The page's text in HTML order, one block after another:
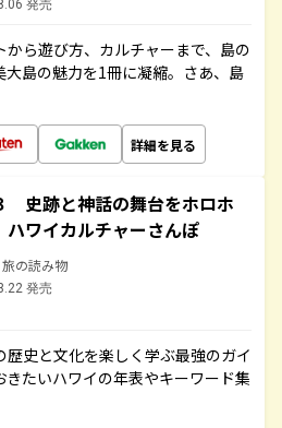
発売
ら遊び方、カルチャーまで、島の
島の魅力を1冊に凝縮。さあ、島
詳細を見る
史跡と神話の舞台をホロホ
ワイカルチャーさんぽ
旅の読み物
発売
歴史と文化を楽しく学ぶ最強のガイ
きたいハワイの年表やキーワード集